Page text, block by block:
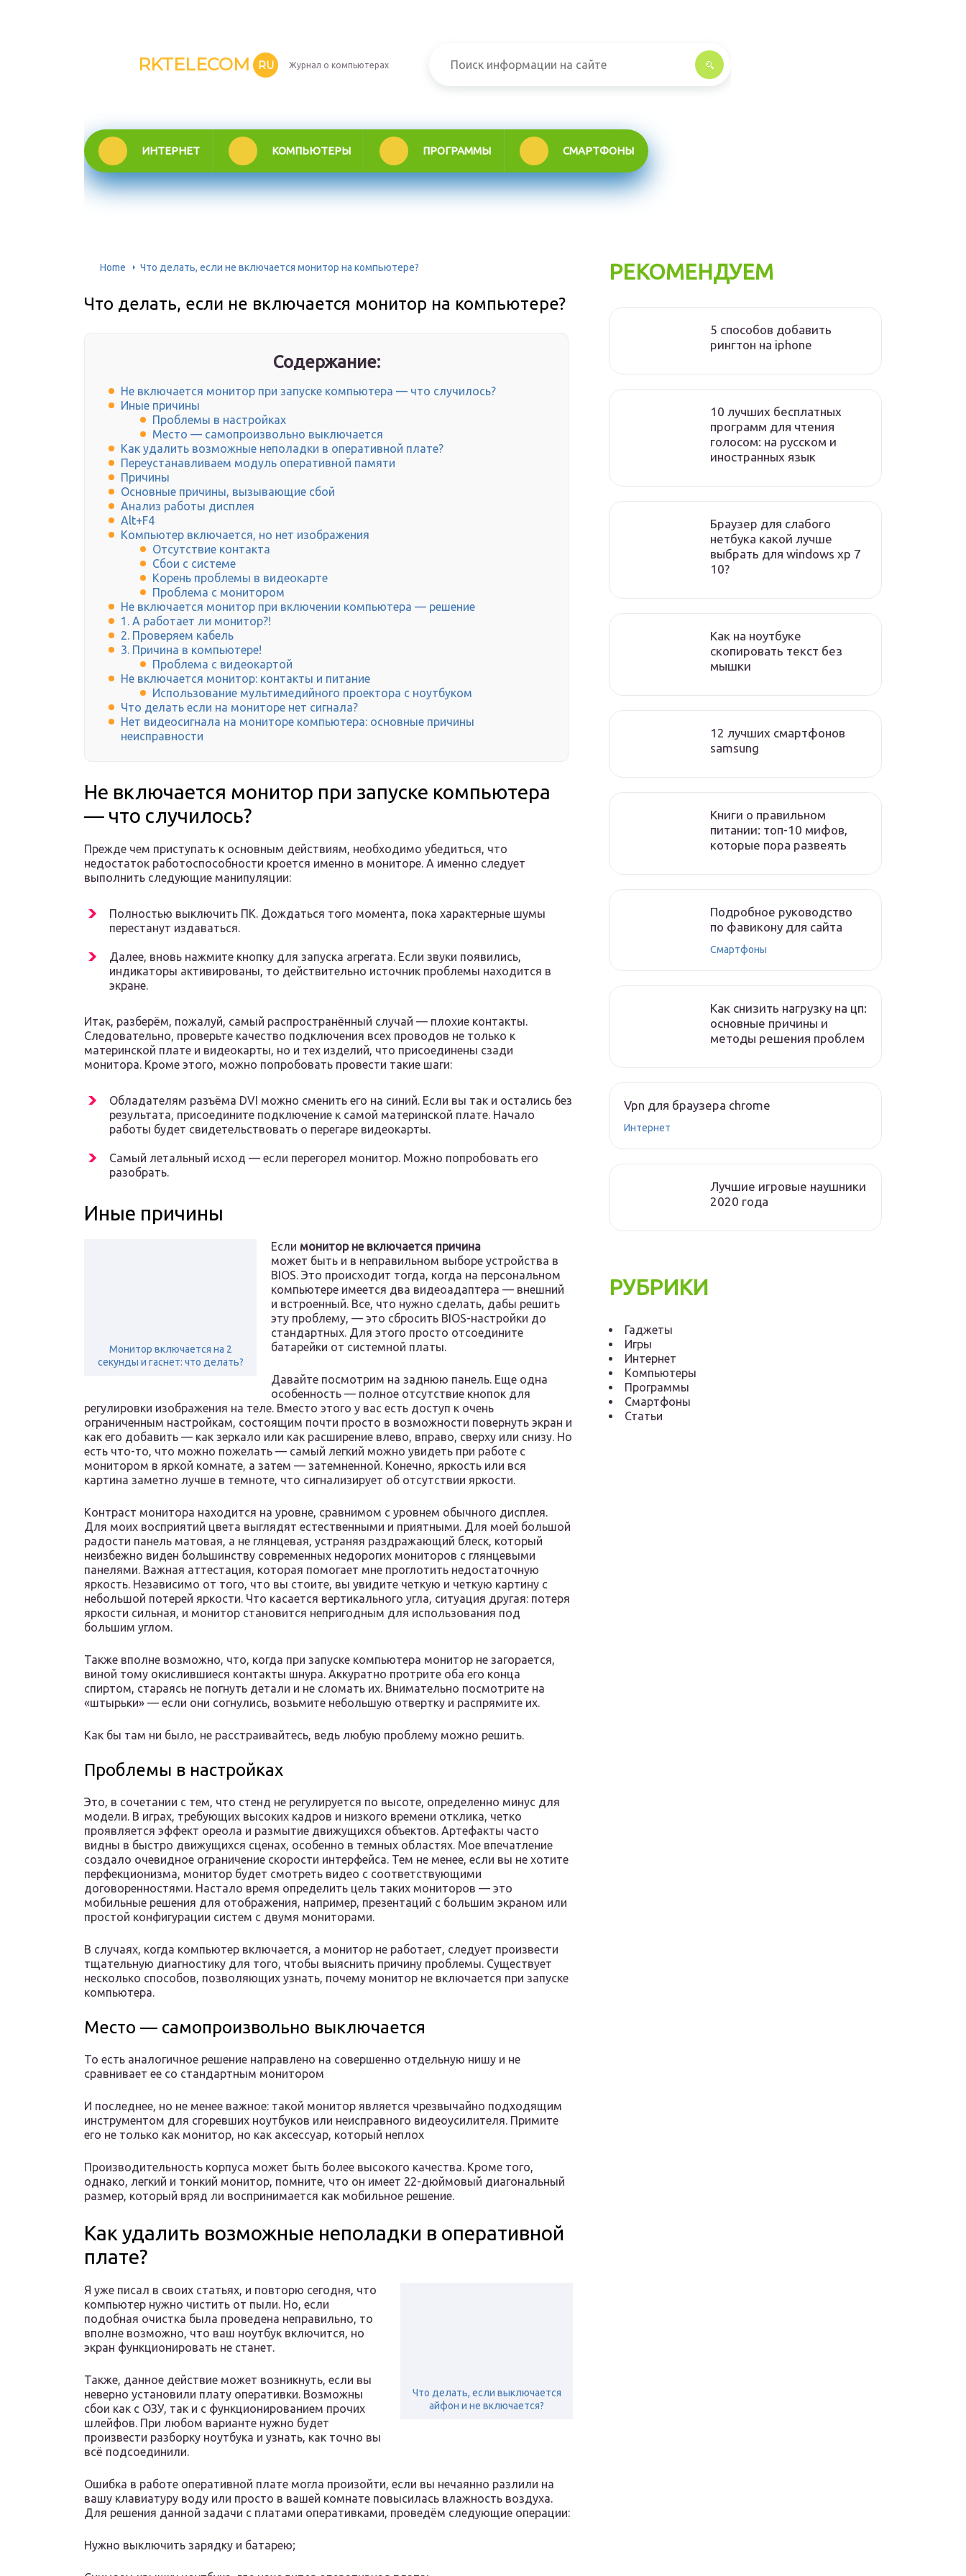
RKTELECOM RU Журнал о компьютерах
ИНТЕРНЕТ КОМПЬЮТЕРЫ ПРОГРАММЫ СМАРТФОНЫ
Home Что делать, если не включается монитор на компьютере?
Что делать, если не включается монитор на компьютере?
Содержание:
Не включается монитор при запуске компьютера — что случилось?
Иные причины
Проблемы в настройках
Место — самопроизвольно выключается
Как удалить возможные неполадки в оперативной плате?
Переустанавливаем модуль оперативной памяти
Причины
Основные причины, вызывающие сбой
Анализ работы дисплея
Alt+F4
Компьютер включается, но нет изображения
Отсутствие контакта
Сбои с системе
Корень проблемы в видеокарте
Проблема с монитором
Не включается монитор при включении компьютера — решение
1. А работает ли монитор?!
2. Проверяем кабель
3. Причина в компьютере!
Проблема с видеокартой
Не включается монитор: контакты и питание
Использование мультимедийного проектора с ноутбуком
Что делать если на мониторе нет сигнала?
Нет видеосигнала на мониторе компьютера: основные причины
неисправности
Не включается монитор при запуске компьютера
— что случилось?
Прежде чем приступать к основным действиям, необходимо убедиться, что
недостаток работоспособности кроется именно в мониторе. А именно следует
выполнить следующие манипуляции:
Полностью выключить ПК. Дождаться того момента, пока характерные шумы
перестанут издаваться.
Далее, вновь нажмите кнопку для запуска агрегата. Если звуки появились,
индикаторы активированы, то действительно источник проблемы находится в
экране.
Итак, разберём, пожалуй, самый распространённый случай — плохие контакты.
Следовательно, проверьте качество подключения всех проводов не только к
материнской плате и видеокарты, но и тех изделий, что присоединены сзади
монитора. Кроме этого, можно попробовать провести такие шаги:
Обладателям разъёма DVI можно сменить его на синий. Если вы так и остались без
результата, присоедините подключение к самой материнской плате. Начало
работы будет свидетельствовать о перегаре видеокарты.
Самый летальный исход — если перегорел монитор. Можно попробовать его
разобрать.
Иные причины
Монитор включается на 2
секунды и гаснет: что делать?
Если монитор не включается причина
может быть и в неправильном выборе устройства в
BIOS. Это происходит тогда, когда на персональном
компьютере имеется два видеоадаптера — внешний
и встроенный. Все, что нужно сделать, дабы решить
эту проблему, — это сбросить BIOS-настройки до
стандартных. Для этого просто отсоедините
батарейки от системной платы.
Давайте посмотрим на заднюю панель. Еще одна
особенность — полное отсутствие кнопок для
регулировки изображения на теле. Вместо этого у вас есть доступ к очень
ограниченным настройкам, состоящим почти просто в возможности повернуть экран и
как его добавить — как зеркало или как расширение влево, вправо, сверху или снизу. Но
есть что-то, что можно пожелать — самый легкий можно увидеть при работе с
монитором в яркой комнате, а затем — затемненной. Конечно, яркость или вся
картина заметно лучше в темноте, что сигнализирует об отсутствии яркости.
Контраст монитора находится на уровне, сравнимом с уровнем обычного дисплея.
Для моих восприятий цвета выглядят естественными и приятными. Для моей большой
радости панель матовая, а не глянцевая, устраняя раздражающий блеск, который
неизбежно виден большинству современных недорогих мониторов с глянцевыми
панелями. Важная аттестация, которая помогает мне проглотить недостаточную
яркость. Независимо от того, что вы стоите, вы увидите четкую и четкую картину с
небольшой потерей яркости. Что касается вертикального угла, ситуация другая: потеря
яркости сильная, и монитор становится непригодным для использования под
большим углом.
Также вполне возможно, что, когда при запуске компьютера монитор не загорается,
виной тому окислившиеся контакты шнура. Аккуратно протрите оба его конца
спиртом, стараясь не погнуть детали и не сломать их. Внимательно посмотрите на
«штырьки» — если они согнулись, возьмите небольшую отвертку и распрямите их.
Как бы там ни было, не расстраивайтесь, ведь любую проблему можно решить.
Проблемы в настройках
Это, в сочетании с тем, что стенд не регулируется по высоте, определенно минус для
модели. В играх, требующих высоких кадров и низкого времени отклика, четко
проявляется эффект ореола и размытие движущихся объектов. Артефакты часто
видны в быстро движущихся сценах, особенно в темных областях. Мое впечатление
создало очевидное ограничение скорости интерфейса. Тем не менее, если вы не хотите
перфекционизма, монитор будет смотреть видео с соответствующими
договоренностями. Настало время определить цель таких мониторов — это
мобильные решения для отображения, например, презентаций с большим экраном или
простой конфигурации систем с двумя мониторами.
В случаях, когда компьютер включается, а монитор не работает, следует произвести
тщательную диагностику для того, чтобы выяснить причину проблемы. Существует
несколько способов, позволяющих узнать, почему монитор не включается при запуске
компьютера.
Место — самопроизвольно выключается
То есть аналогичное решение направлено на совершенно отдельную нишу и не
сравнивает ее со стандартным монитором
И последнее, но не менее важное: такой монитор является чрезвычайно подходящим
инструментом для сгоревших ноутбуков или неисправного видеоусилителя. Примите
его не только как монитор, но как аксессуар, который неплох
Производительность корпуса может быть более высокого качества. Кроме того,
однако, легкий и тонкий монитор, помните, что он имеет 22-дюймовый диагональный
размер, который вряд ли воспринимается как мобильное решение.
Как удалить возможные неполадки в оперативной
плате?
Что делать, если выключается
айфон и не включается?
Я уже писал в своих статьях, и повторю сегодня, что
компьютер нужно чистить от пыли. Но, если
подобная очистка была проведена неправильно, то
вполне возможно, что ваш ноутбук включится, но
экран функционировать не станет.
Также, данное действие может возникнуть, если вы
неверно установили плату оперативки. Возможны
сбои как с ОЗУ, так и с функционированием прочих
шлейфов. При любом варианте нужно будет
произвести разборку ноутбука и узнать, как точно вы
всё подсоединили.
Ошибка в работе оперативной плате могла произойти, если вы нечаянно разлили на
вашу клавиатуру воду или просто в вашей комнате повысилась влажность воздуха.
Для решения данной задачи с платами оперативками, проведём следующие операции:
Нужно выключить зарядку и батарею;
РЕКОМЕНДУЕМ
5 способов добавить
рингтон на iphone
10 лучших бесплатных
программ для чтения
голосом: на русском и
иностранных язык
Браузер для слабого
нетбука какой лучше
выбрать для windows xp 7
10?
Как на ноутбуке
скопировать текст без
мышки
12 лучших смартфонов
samsung
Книги о правильном
питании: топ-10 мифов,
которые пора развеять
Подробное руководство
по фавикону для сайта
Смартфоны
Как снизить нагрузку на цп:
основные причины и
методы решения проблем
Vpn для браузера chrome
Интернет
Лучшие игровые наушники
2020 года
РУБРИКИ
Гаджеты
Игры
Интернет
Компьютеры
Программы
Смартфоны
Статьи